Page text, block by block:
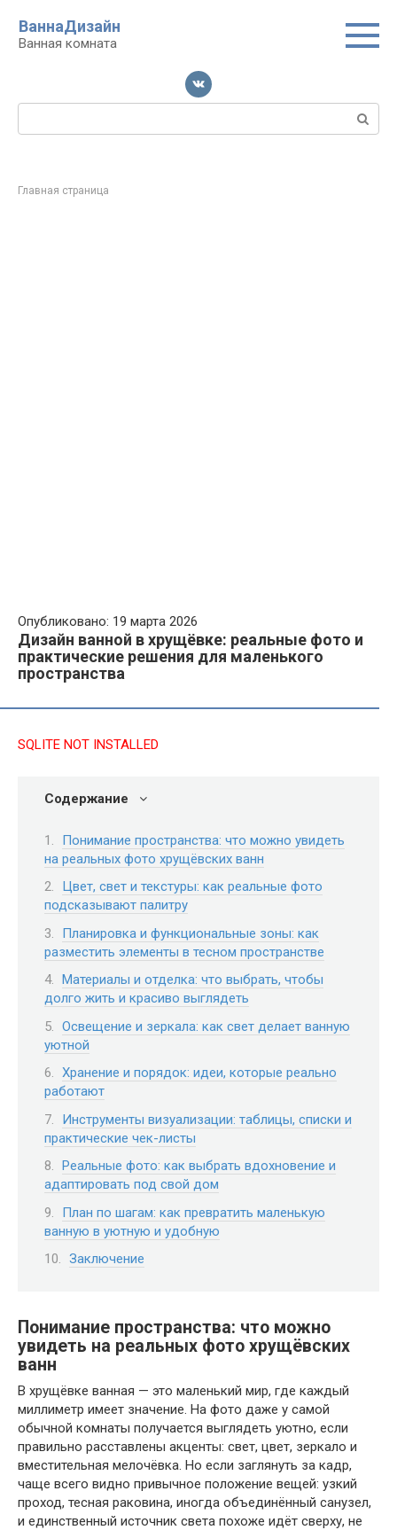
контенту
ВаннаДизайн
Ванная комната
Поиск:
Главная страница
Опубликовано: 19 марта 2026
Дизайн ванной в хрущёвке: реальные фото и
практические решения для маленького
пространства
SQLITE NOT INSTALLED
Содержание
Понимание пространства: что можно увидеть
на реальных фото хрущёвских ванн
Цвет, свет и текстуры: как реальные фото
подсказывают палитру
Планировка и функциональные зоны: как
разместить элементы в тесном пространстве
Материалы и отделка: что выбрать, чтобы
долго жить и красиво выглядеть
Освещение и зеркала: как свет делает ванную
уютной
Хранение и порядок: идеи, которые реально
работают
Инструменты визуализации: таблицы, списки и
практические чек-листы
Реальные фото: как выбрать вдохновение и
адаптировать под свой дом
План по шагам: как превратить маленькую
ванную в уютную и удобную
Заключение
Понимание пространства: что можно
увидеть на реальных фото хрущёвских
ванн
В хрущёвке ванная — это маленький мир, где каждый
миллиметр имеет значение. На фото даже у самой
обычной комнаты получается выглядеть уютно, если
правильно расставлены акценты: свет, цвет, зеркало и
вместительная мелочёвка. Но если заглянуть за кадр,
чаще всего видно привычное положение вещей: узкий
проход, тесная раковина, иногда объединённый санузел,
и единственный источник света похоже идёт сверху, не